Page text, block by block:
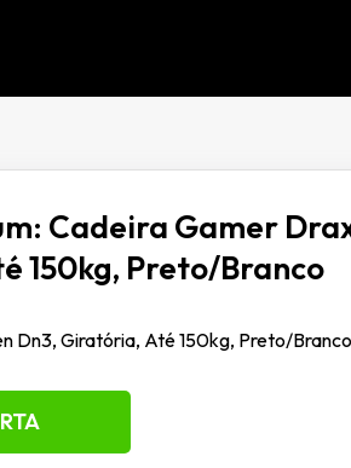
Cadeira Gamer
150kg, Preto/Branco
Dn3, Giratória, Até 150kg, Preto/Branco